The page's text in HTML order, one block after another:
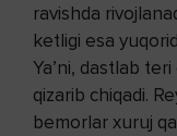
ravishda
ketligi esa
Ya’ni, dastlab
qizarib chiqadi.
bemorlar xuruj